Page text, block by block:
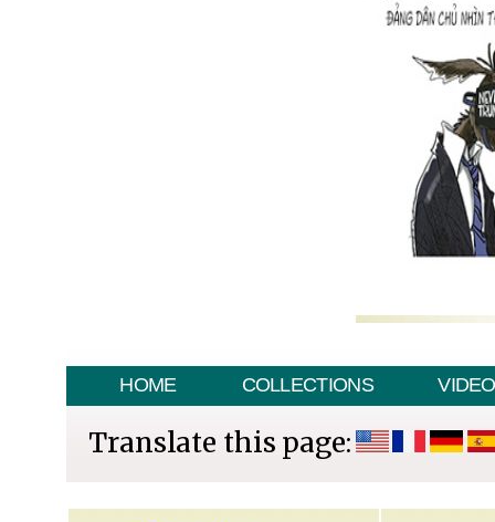
HOME COLLECTIONS VIDEO
Translate this page: